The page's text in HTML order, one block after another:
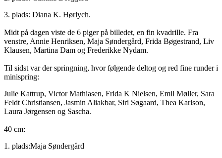
3. plads: Diana K. Hørlych.
Midt på dagen viste de 6 piger på billedet, en fin kvadrille. Fra
venstre, Annie Henriksen, Maja Søndergård, Frida Bøgestrand, Liv
Klausen, Martina Dam og Frederikke Nydam.
Til sidst var der springning, hvor følgende deltog og red fine runder i
minispring:
Julie Kattrup, Victor Mathiasen, Frida K Nielsen, Emil Møller, Sara
Feldt Christiansen, Jasmin Aliakbar, Siri Søgaard, Thea Karlson,
Laura Jørgensen og Sascha.
40 cm:
1. plads:Maja Søndergård